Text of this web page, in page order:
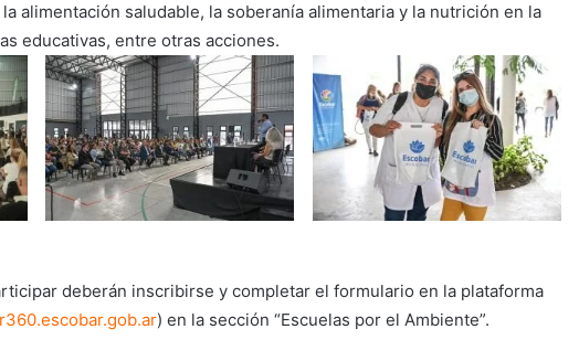
alimentación saludable, la soberanía alimentaria y la nutrición en la
educativas, entre otras acciones.
deberán inscribirse y completar el formulario en la plataforma
) en la sección “Escuelas por el Ambiente”.